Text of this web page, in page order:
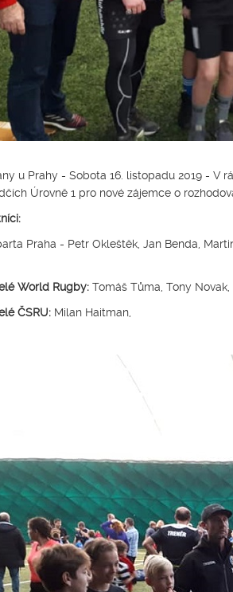
u Prahy - Sobota 16. listopadu 2019 - V
Úrovně 1 pro nové zájemce o
Praha - Petr Okleštěk, Jan Benda,
World Rugby: Tomáš Tůma, Tony Novak,
ČSRU: Milan Haitman,